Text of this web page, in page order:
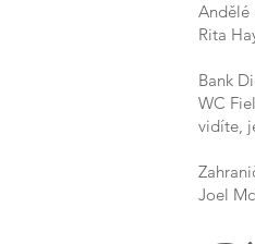
Andělé
Rita
Bank
WC
vidíte,
Joel